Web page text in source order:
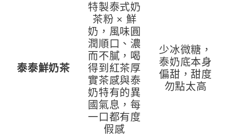
泰泰鮮奶茶
特製泰式奶
茶粉 × 鮮
奶，風味圓
潤順口、濃
而不膩，喝
得到紅茶厚
實茶感與泰
奶特有的異
國氣息，每
一口都有度
假感
少冰微糖，
泰奶底本身
偏甜，甜度
勿點太高